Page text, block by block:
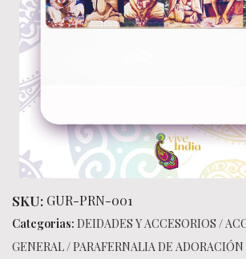
SKU: GUR-PRN-001
Categorias: DEIDADES Y ACCESORIOS /
GENERAL/ PARAFERNALIA DE ADORACIÓN